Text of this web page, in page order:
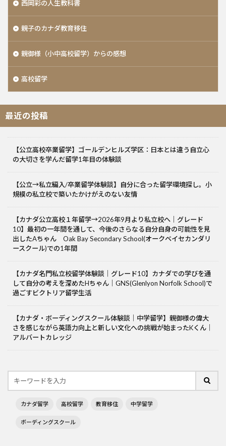
西岡彩の人生教科書
親子のカナダ教育移住
親御様（小中高校留学）からの感想
高校留学
最近の投稿
【公立高校卒業留学】ゴールデンヒルズ学区：日本とは違う自立心
の大切さを学んだ留学1年目の体験談
【公立→私立編入/卒業留学体験談】自分に合った留学環境探し。小
規模の私立校で築いたかけがえのない友情
【カナダ公立高校１年留学→2026年9月より私立校へ｜グレード
10】最初の一年間を通して、今後のさらなる自分自身の可能性を見
出したAちゃん Oak Bay Secondary School(オークベイセカンダリ
ースクール)での1年間
【カナダ名門私立校留学体験談｜グレード10】カナダでの学びを通
して自分の考えを深めたHちゃん｜GNS(Glenlyon Norfolk School)で
過ごすビクトリア留学生活
【カナダ・ボーディングスクール体験談｜中学留学】親御様の偉大
さを感じながら英語力向上と新しい文化への挑戦が始まったKくん｜
アルバートカレッジ
カナダ留学 高校留学 教育移住 中学留学
ボーディングスクール